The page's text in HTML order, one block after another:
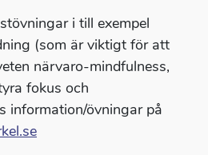
i till exempel
(som är viktigt för att
närvaro-mindfulness,
fokus och
information/övningar på